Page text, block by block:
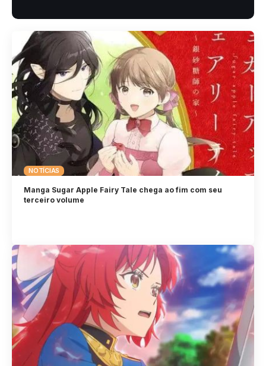
NOTÍCIAS
Manga Sugar Apple Fairy Tale chega ao fim com seu
terceiro volume